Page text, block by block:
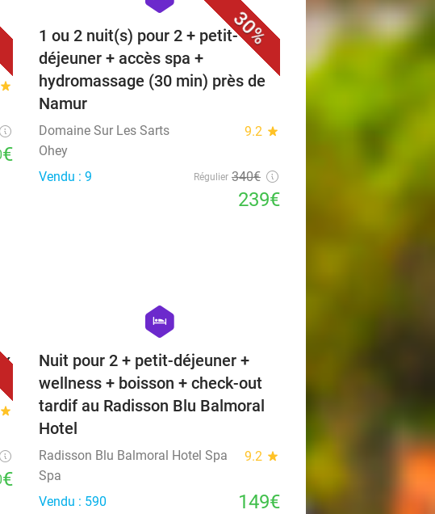
star
€
30%
1 ou 2 nuit(s) pour 2 + petit-
déjeuner + accès spa +
hydromassage (30 min) près de
Namur
Domaine Sur Les Sarts 9.2 star
Ohey
Vendu : 9
Régulier 340€
239€
star
€
hexagon
hotel
Nuit pour 2 + petit-déjeuner +
wellness + boisson + check-out
tardif au Radisson Blu Balmoral
Hotel
Radisson Blu Balmoral Hotel Spa 9.2 star
Spa
Vendu : 590
149€